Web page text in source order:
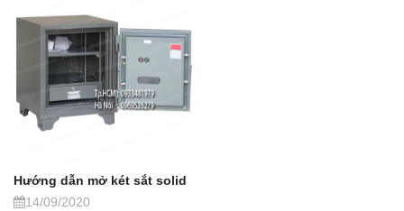
Hướng dẫn mở két sắt solid
14/09/2020